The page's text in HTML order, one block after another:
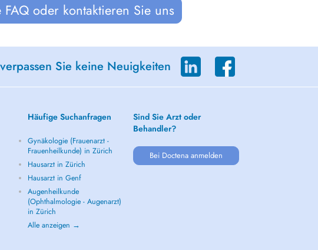
FAQ oder kontaktieren Sie uns
Sie keine Neuigkeiten
Häufige Suchanfragen
Gynäkologie (Frauenarzt -
Frauenheilkunde) in Zürich
Hausarzt in Zürich
Hausarzt in Genf
Augenheilkunde
(Ophthalmologie - Augenarzt)
in Zürich
Alle anzeigen →
Sind Sie Arzt oder
Behandler?
Bei Doctena anmelden